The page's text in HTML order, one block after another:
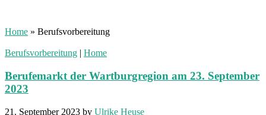
Home » Berufsvorbereitung
Berufsvorbereitung | Home
Berufemarkt der Wartburgregion am 23. September
2023
21. September 2023 by Ulrike Heuse